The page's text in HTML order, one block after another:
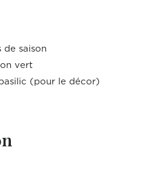
de saison
vert
(pour le décor)